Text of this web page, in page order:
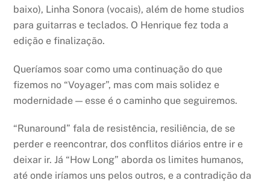
baixo), Linha Sonora (vocais), além de home studios
para guitarras e teclados. O Henrique fez toda a
edição e finalização.
Queríamos soar como uma continuação do que
fizemos no “Voyager”, mas com mais solidez e
modernidade — esse é o caminho que seguiremos.
“Runaround” fala de resistência, resiliência, de se
perder e reencontrar, dos conflitos diários entre ir e
deixar ir. Já “How Long” aborda os limites humanos,
até onde iríamos uns pelos outros, e a contradição da